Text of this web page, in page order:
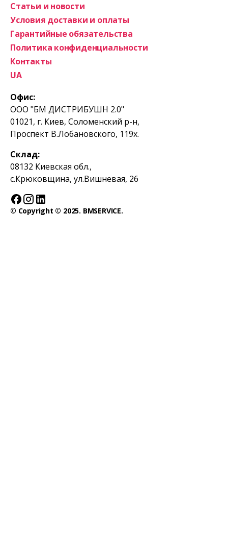
Офис:
ООО "БМ ДИСТРИБУШН 2.0"
01021, г. Киев, Соломенский р-н,
Проспект В.Лобановского, 119х.
Склад:
08132 Киевская обл.,
с.Крюковщина, ул.Вишневая, 26
Статьи и новости
Условия доставки и оплаты
Гарантийные обязательства
Политика конфиденциальности
Контакты
UA
© Copyright © 2025. BMSERVICE.